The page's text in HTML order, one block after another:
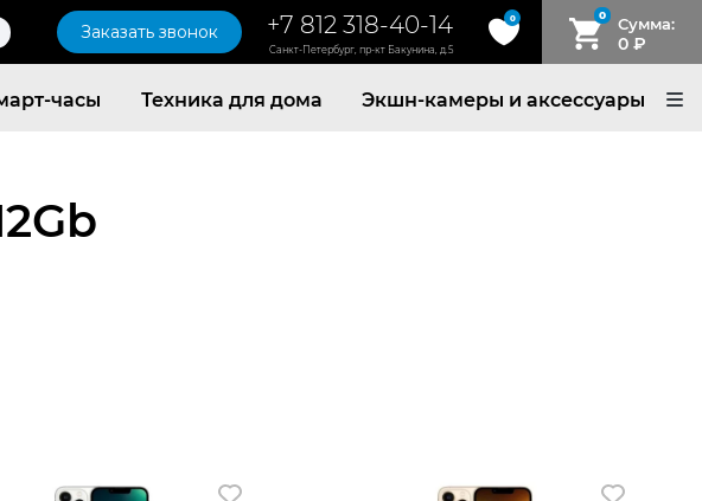
Заказать звонок +7 812 318-40-14
Санкт-Петербург, пр-кт Бакунина, д.5
0 0 Сумма:
0 ₽
часы Техника для дома Экшн-камеры и аксессуары